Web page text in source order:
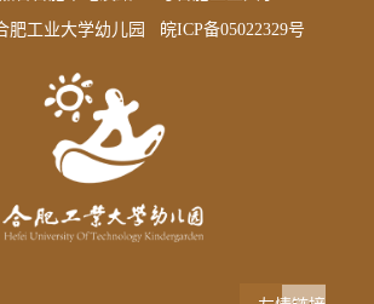
肥工业大学幼儿园
皖ICP备05022329号